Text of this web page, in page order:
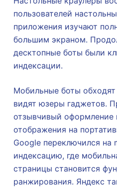
пользователей
приложения изучают
большим экраном.
десктопные боты были
индексации.
Мобильные боты
видят юзеры гаджетов.
отзывчивый оформление
отображения на
Google переключился на
индексацию, где
страницы становится
ранжирования. Яндекс